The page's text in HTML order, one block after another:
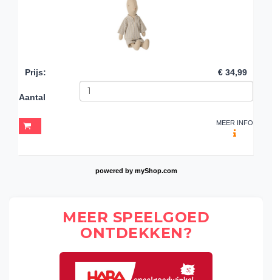
Prijs: € 34,99
Aantal
MEER INFO
powered by myShop.com
MEER SPEELGOED
ONTDEKKEN?